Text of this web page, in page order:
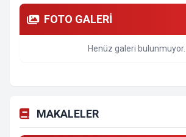
FOTO GALERİ
Henüz galeri bulunmuyor.
MAKALELER